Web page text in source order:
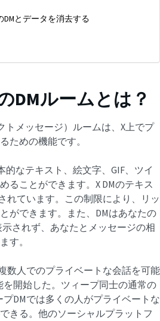
DMとデータを消去する
DMルームとは？
トメッセージ）ルームは、X上でプ
ための機能です。
的なテキスト、絵文字、GIF、ツイ
ることができます。X DMのテキス
れています。この制限により、リッ
ができます。また、DMはあなたの
されず、あなたとメッセージの相
す。
数人でのプライベートな会話を可能
を開始した。ツィープ同士の通常の
DMでは多くの人がプライベートな
きる。他のソーシャルプラットフ